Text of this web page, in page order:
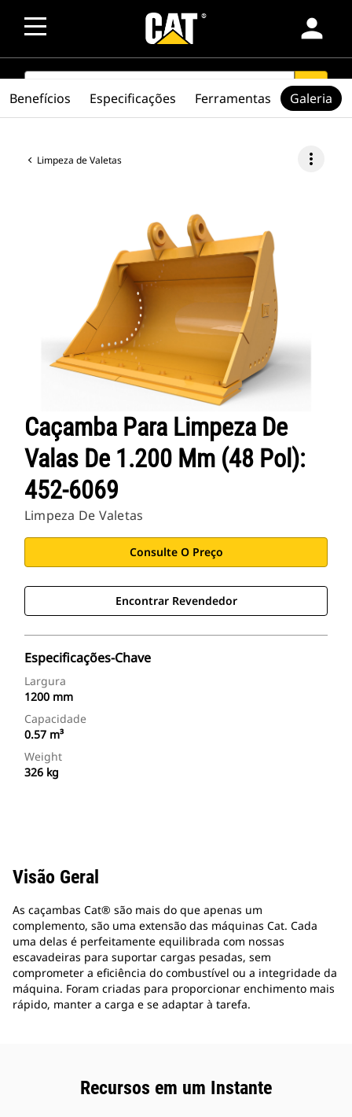
person
SEARCH search
Limpeza de Valetas more_vert
Caçamba Para Limpeza De
Valas De 1.200 Mm (48 Pol):
452-6069
Limpeza De Valetas
Consulte O Preço
Encontrar Revendedor
Especificações-Chave
Largura
1200 mm
Capacidade
0.57 m³
Weight
326 kg
Benefícios Especificações Ferramentas Galeria
Visão Geral
As caçambas Cat® são mais do que apenas um
complemento, são uma extensão das máquinas Cat. Cada
uma delas é perfeitamente equilibrada com nossas
escavadeiras para suportar cargas pesadas, sem
comprometer a eficiência do combustível ou a integridade da
máquina. Foram criadas para proporcionar enchimento mais
rápido, manter a carga e se adaptar à tarefa.
Recursos em um Instante